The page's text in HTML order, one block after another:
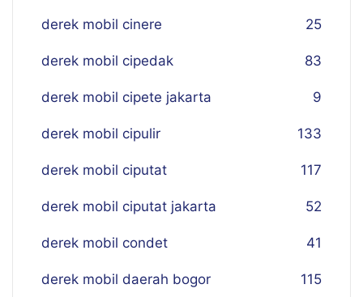
derek mobil cinere 25
derek mobil cipedak 83
derek mobil cipete jakarta 9
derek mobil cipulir 133
derek mobil ciputat 117
derek mobil ciputat jakarta 52
derek mobil condet 41
derek mobil daerah bogor 115